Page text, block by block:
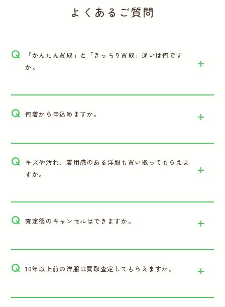
よくあるご質問
Q
「かんたん買取」と「きっちり買取」違いは何です
か。
Q 何着から申込めますか。
Q キズや汚れ、着用感のある洋服も買い取ってもらえま
すか。
Q 査定後のキャンセルはできますか。
Q 10年以上前の洋服は買取査定してもらえますか。